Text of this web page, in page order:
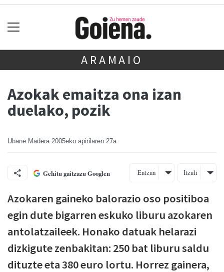
ARAMAIO
Azokak emaitza ona izan
duelako, pozik
Ubane Madera 2005eko apirilaren 27a
Gehitu gaitzazu Googlen Entzun Itzuli
Azokaren gaineko balorazio oso positiboa
egin dute bigarren eskuko liburu azokaren
antolatzaileek. Honako datuak helarazi
dizkigute zenbakitan: 250 bat liburu saldu
dituzte eta 380 euro lortu. Horrez gainera,